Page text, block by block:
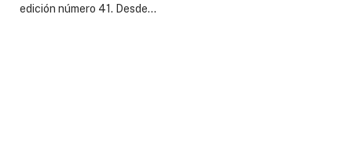
edición número 41. Desde…